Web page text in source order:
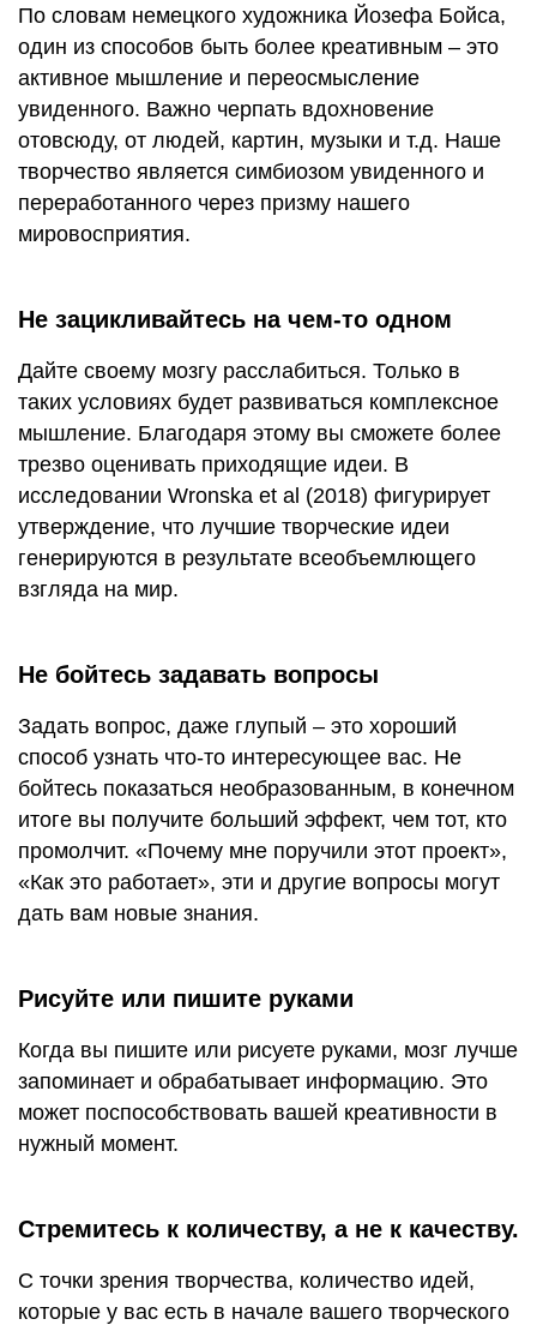
По словам немецкого художника Йозефа Бойса,
один из способов быть более креативным – это
активное мышление и переосмысление
увиденного. Важно черпать вдохновение
отовсюду, от людей, картин, музыки и т.д. Наше
творчество является симбиозом увиденного и
переработанного через призму нашего
мировосприятия.
Не зацикливайтесь на чем-то одном
Дайте своему мозгу расслабиться. Только в
таких условиях будет развиваться комплексное
мышление. Благодаря этому вы сможете более
трезво оценивать приходящие идеи. В
исследовании Wronska et al (2018) фигурирует
утверждение, что лучшие творческие идеи
генерируются в результате всеобъемлющего
взгляда на мир.
Не бойтесь задавать вопросы
Задать вопрос, даже глупый – это хороший
способ узнать что-то интересующее вас. Не
бойтесь показаться необразованным, в конечном
итоге вы получите больший эффект, чем тот, кто
промолчит. «Почему мне поручили этот проект»,
«Как это работает», эти и другие вопросы могут
дать вам новые знания.
Рисуйте или пишите руками
Когда вы пишите или рисуете руками, мозг лучше
запоминает и обрабатывает информацию. Это
может поспособствовать вашей креативности в
нужный момент.
Стремитесь к количеству, а не к качеству.
С точки зрения творчества, количество идей,
которые у вас есть в начале вашего творческого